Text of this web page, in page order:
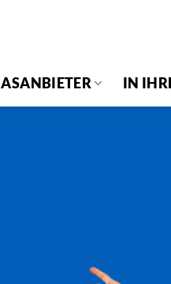
IN